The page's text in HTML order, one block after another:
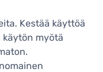
Kestää käyttöä
käytön myötä